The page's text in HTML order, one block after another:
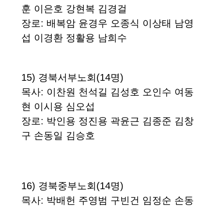
훈 이은호 강현복 김경걸
장로: 배복암 윤경우 오종식 이상태 남영
섭 이경환 정활용 남희수
15) 경북서부노회 (14명)
목사: 이찬원 천석길 김성호 오인수 여동
현 이시용 심오섭
장로: 박인용 정진용 곽윤근 김종준 김창
구 손동일 김승호
16) 경북중부노회 (14명)
목사: 박배헌 주영범 구빈건 임정순 손동